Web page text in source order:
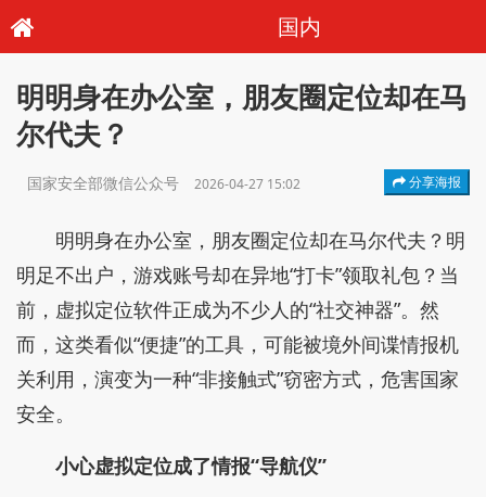
国内
明明身在办公室，朋友圈定位却在马
尔代夫？
国家安全部微信公众号 2026-04-27 15:02 分享海报
明明身在办公室，朋友圈定位却在马尔代夫？明
明足不出户，游戏账号却在异地“打卡”领取礼包？当
前，虚拟定位软件正成为不少人的“社交神器”。然
而，这类看似“便捷”的工具，可能被境外间谍情报机
关利用，演变为一种“非接触式”窃密方式，危害国家
安全。
小心虚拟定位成了情报“导航仪”